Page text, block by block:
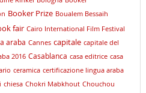
Booker Prize Boualem Bessaih
fair Cairo International Film Festival
araba Cannes capitale capitale del
2016 Casablanca casa editrice casa
ceramica certificazione lingua araba
chiesa Chokri Mabkhout Chouchou